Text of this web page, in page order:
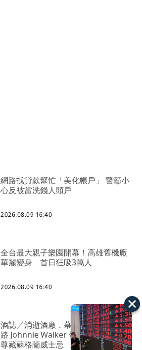
網路找貸款幫忙「美化帳戶」 警籲小
心反被當洗錢人頭戶
2026.08.09 16:40
全台最大親子樂園開幕！高雄舊機廠
華麗變身 首日狂吸3萬人
2026.08.09 16:40
酒誌／消逝酒廠．幕後英雄！約翰走
路 Johnnie Walker 發表 XR Premier
尊藏蘇格蘭威士忌